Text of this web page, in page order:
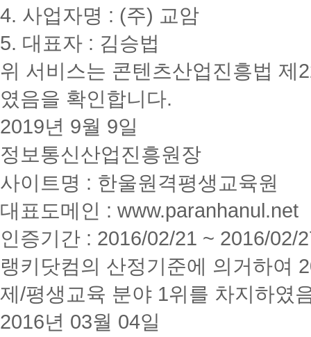
드
경
교
육
부
9
년
속
가
정
신
청
전
과
목
가
→
총
91
목
4. 사업자명 : (주) 교암
5. 대표자 : 김승법
위 서비스는 콘텐츠산업진흥법 제
였음을 확인합니다.
2019년 9월 9일
정보통신산업진흥원장
사이트명 : 한울원격평생교육원
대표도메인 : www.paranhanul.net
인증기간 : 2016/02/21 ~ 2016/02/
랭키닷컴의 산정기준에 의거하여
제/평생교육 분야 1위를 차지하였
2016년 03월 04일